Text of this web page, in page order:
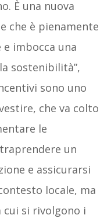
È una nuova
che è pienamente
imbocca una
sostenibilità”,
sono uno
che va colto
le
un
e assicurarsi
locale, ma
cui si rivolgono i